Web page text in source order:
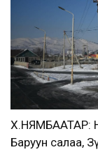
Х.НЯМБААТАР:
Баруун салаа,